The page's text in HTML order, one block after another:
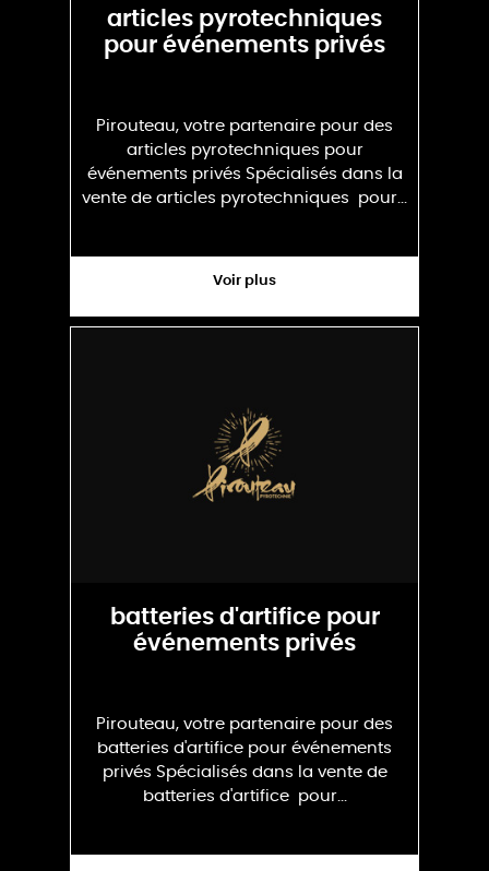
articles pyrotechniques
pour événements privés
Pirouteau, votre partenaire pour des
articles pyrotechniques pour
événements privés Spécialisés dans la
vente de articles pyrotechniques pour...
Voir plus
batteries d'artifice pour
événements privés
Pirouteau, votre partenaire pour des
batteries d'artifice pour événements
privés Spécialisés dans la vente de
batteries d'artifice pour...